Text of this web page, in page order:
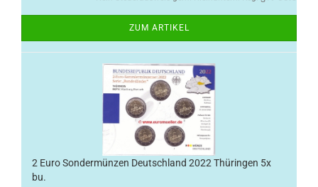
ZUM ARTIKEL
2 Euro Sondermünzen Deutschland 2022 Thüringen 5x
bu.